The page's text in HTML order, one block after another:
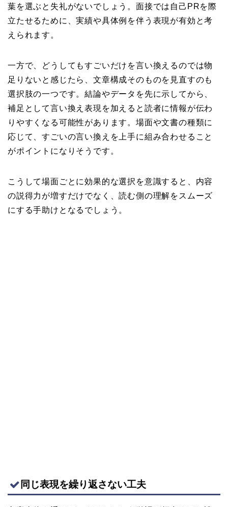
葉を選ぶと失礼がないでしょう。面接では自己PRを際
立たせるために、実績や具体例を伴う表現が有効と考
えられます。
一方で、どうしてもすごいだけを言い換えるのでは物
足りないと感じたら、文章構成そのものを見直すのも
選択肢の一つです。結論やデータを先に示してから、
補足として言い換え表現を加えると読者に情報が伝わ
りやすくなる可能性があります。場面や文書の種類に
応じて、すごいの言い換えを上手に組み合わせること
がポイントになりそうです。
こうして場面ごとに効果的な選択を意識すると、内容
の説得力が増すだけでなく、読む側の理解をスムーズ
にする手助けとなるでしょう。
同じ表現を繰り返さない工夫